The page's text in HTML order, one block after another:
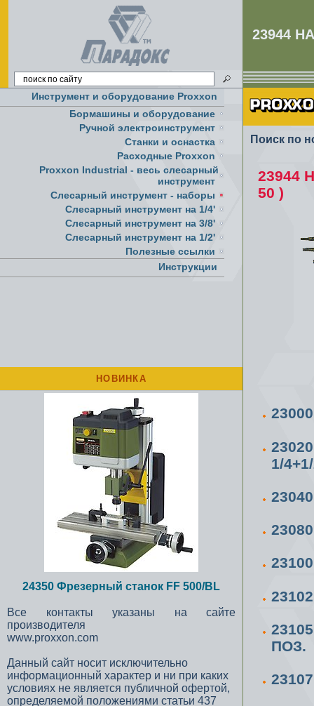
23944
Инструмент и оборудование Proxxon
Бормашины и оборудование
Ручной электроинструмент
Cтанки и оснастка
Расходные Proxxon
Proxxon Industrial - весь слесарный
инструмент
Слесарный инструмент - наборы
Слесарный инструмент на 1/4'
Слесарный инструмент на 3/8'
Слесарный инструмент на 1/2'
Полезные ссылки
Инструкции
НОВИНКА
24350 Фрезерный станок FF 500/BL
Все контакты указаны на сайте
производителя
www.proxxon.com
Данный сайт носит исключительно
информационный характер и ни при каких
условиях не является публичной офертой,
определяемой положениями статьи 437
Поиск по
23944
50 )
1/
ПОЗ.